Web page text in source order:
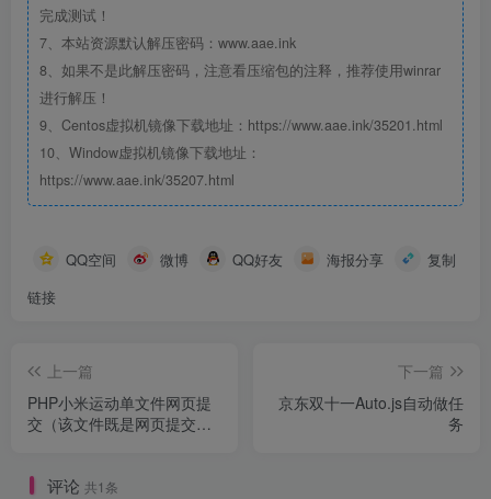
完成测试！
7、本站资源默认解压密码：www.aae.ink
8、如果不是此解压密码，注意看压缩包的注释，推荐使用winrar
进行解压！
9、Centos虚拟机镜像下载地址：https://www.aae.ink/35201.html
10、Window虚拟机镜像下载地址：
https://www.aae.ink/35207.html
QQ空间 微博 QQ好友 海报分享
复制
链接
上一篇
PHP小米运动单文件网页提
交（该文件既是网页提交也
下一篇
京东双十一Auto.js自动做任
务
评论 共1条